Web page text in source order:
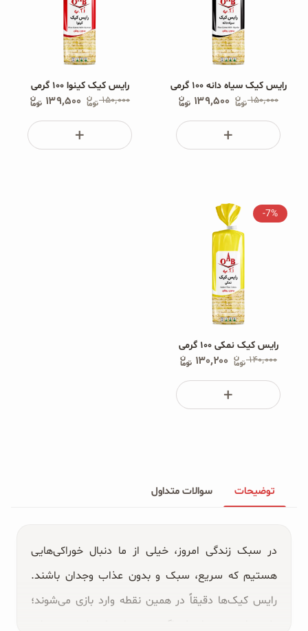
رایس کیک سیاه دانه ۱۰۰ گرمی
۱۵۰٬۰۰۰
۱۳۹٬۵۰۰
رایس کیک کینوا ۱۰۰ گرمی
۱۵۰٬۰۰۰
۱۳۹٬۵۰۰
-7%
رایس کیک نمکی ۱۰۰ گرمی
۱۴۰٬۰۰۰
۱۳۰٬۲۰۰
توضیحات سوالات متداول
در سبک زندگی امروز، خیلی از ما دنبال خوراکی‌هایی
هستیم که سریع، سبک و بدون عذاب وجدان باشند.
رایس کیک‌ها دقیقاً در همین نقطه وارد بازی می‌شوند؛
یک میان‌وعده ساده که اگر درست انتخاب شود، می‌تواند